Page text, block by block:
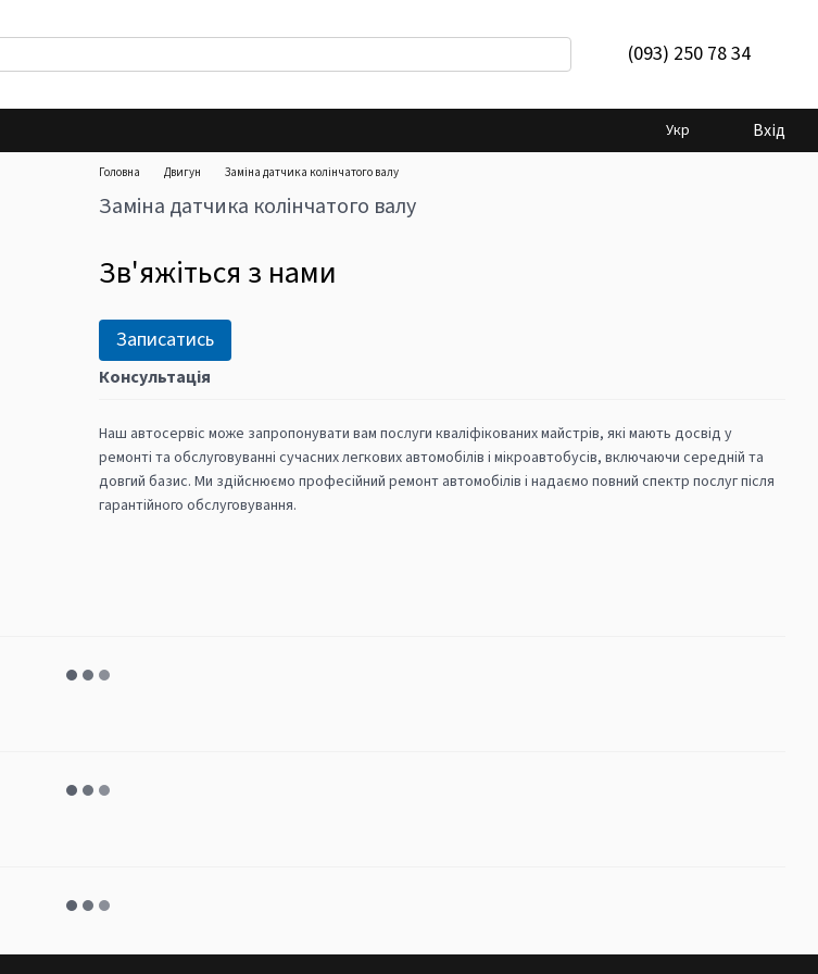
(093) 250 78 34
Укр Вхід
Головна Двигун Заміна датчика колінчатого валу
Заміна датчика колінчатого валу
Зв'яжіться з нами
Записатись
Консультація
Наш автосервіс може запропонувати вам послуги кваліфікованих майстрів, які мають досвід у
ремонті та обслуговуванні сучасних легкових автомобілів і мікроавтобусів, включаючи середній та
довгий базис. Ми здійснюємо професійний ремонт автомобілів і надаємо повний спектр послуг після
гарантійного обслуговування.